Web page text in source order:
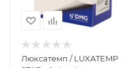
Люксатемп / LUXATEMP